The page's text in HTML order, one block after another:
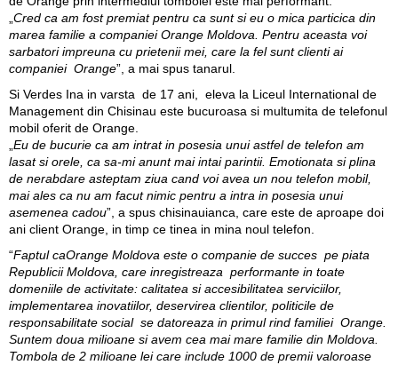
Cred ca am fost premiat pentru ca sunt si eu o mica particica din
marea familie a companiei Orange Moldova. Pentru aceasta voi
sarbatori impreuna cu prietenii mei, care la fel sunt clienti ai
companiei Orange”, a mai spus tanarul.
Si Verdes Ina in varsta de 17 ani, eleva la Liceul International de
Management din Chisinau este bucuroasa si multumita de telefonul
mobil oferit de Orange.
Eu de bucurie ca am intrat in posesia unui astfel de telefon am
lasat si orele, ca sa-mi anunt mai intai parintii. Emotionata si plina
de nerabdare asteptam ziua cand voi avea un nou telefon mobil,
mai ales ca nu am facut nimic pentru a intra in posesia unui
asemenea cadou”, a spus chisinauianca, care este de aproape doi
ani client Orange, in timp ce tinea in mina noul telefon.
“Faptul caOrange Moldova este o companie de succes pe piata
Republicii Moldova, care inregistreaza performante in toate
domeniile de activitate: calitatea si accesibilitatea serviciilor,
implementarea inovatiilor, deservirea clientilor, politicile de
responsabilitate social se datoreaza in primul rind familiei Orange.
Suntem doua milioane si avem cea mai mare familie din Moldova.
Tombola de 2 milioane lei care include 1000 de premii valoroase